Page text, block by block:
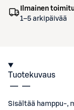
Ilmainen
1–5 arkipäivää
Tuotekuvaus
Sisältää hamppu-,